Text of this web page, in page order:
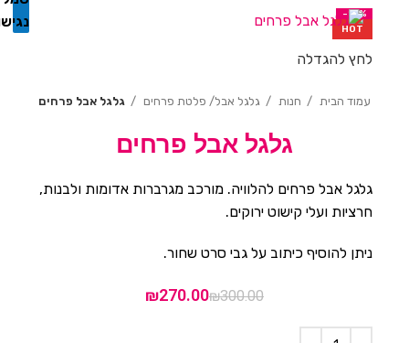
-10%
HOT
לחץ להגדלה
עמוד הבית חנות גלגל אבל/ פלטת פרחים גלגל אבל פרחים
גלגל אבל פרחים
גלגל אבל פרחים להלוויה. מורכב מגרברות אדומות ולבנות,
חרציות ועלי קישוט ירוקים.
ניתן להוסיף כיתוב על גבי סרט שחור.
₪300.00
₪270.00
zoom_in
גופן קריא
brightness_high ניגודיות בהירה